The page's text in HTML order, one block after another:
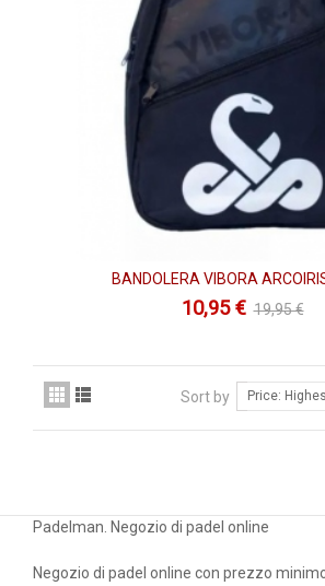
BANDOLERA VIBORA
10,95 € 19,95 €
Sort by Price:
Padelman. Negozio di padel online
Negozio di padel online con prezzo